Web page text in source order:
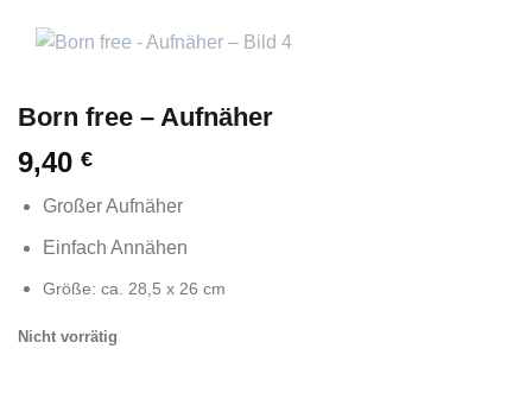
Born free – Aufnäher
9,40 €
Großer Aufnäher
Einfach Annähen
Größe: ca. 28,5 x 26 cm
Nicht vorrätig